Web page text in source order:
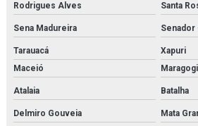
Serviço de manutenção e calibração de
Serviço de manutenção de válvulas
Serviço de medição de espessura de
Serviço de montagem de tubulações
Serviço de montagens industriais
Rodrigues Alves Santa
Sena Madureira Senador
Tarauacá
Xapuri
Maceió
Maragogi
Atalaia Batalha
Delmiro Gouveia Mata